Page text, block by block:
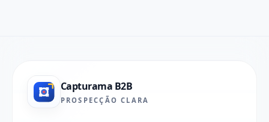
Capturama B2B
PROSPECÇÃO CLARA